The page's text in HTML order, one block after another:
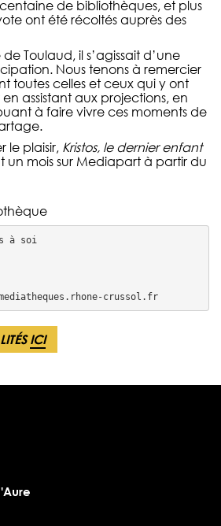
de bibliothèques, et plus
ont été récoltés auprès des
Toulaud, il s’agissait d’une
Nous tenons à remercier
toutes celles et ceux qui y ont
assistant aux projections, en
à faire vivre ces moments de
le plaisir, Kristos, le dernier enfant
un mois sur Mediapart à partir du
à soi
crussol.fr
ICI